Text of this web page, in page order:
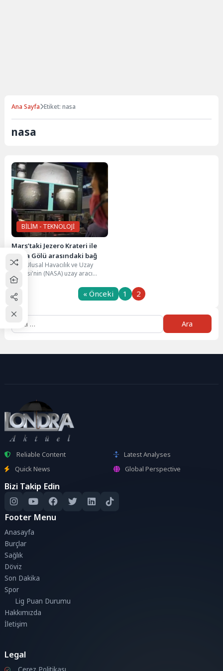
Ana Sayfa Etiket: nasa
nasa
BİLİM - TEKNOLOJİ
Mars’taki Jezero Krateri ile
Salda Gölü arasındaki bağ
ABD Ulusal Havacılık ve Uzay
Dairesi'nin (NASA) uzay aracı
Perseverance, yedi aylık
yolculuğunu tamamlayıp Mars'a...
« Önceki 1 2
Arama:
Reliable Content
Latest Analyses
Quick News
Global Perspective
Bizi Takip Edin
Footer Menu
Anasayfa
Burçlar
Sağlık
Döviz
Son Dakika
Spor
Lig Puan Durumu
Hakkımızda
İletişim
Legal